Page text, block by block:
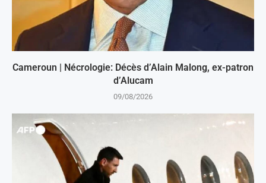
Cameroun | Nécrologie: Décès d’Alain Malong, ex-patron
d’Alucam
09/08/2026